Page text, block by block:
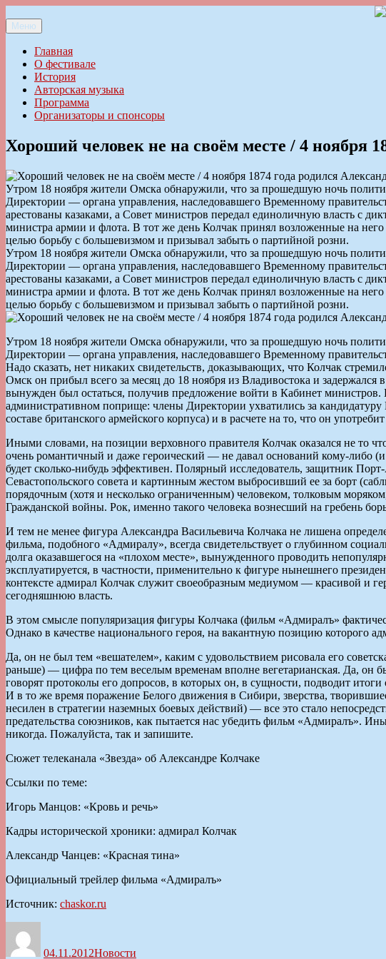
к
содержимому
Ильменский фестиваль авторской песни
Меню
Главная
О фестивале
История
Авторская музыка
Программа
Организаторы и спонсоры
Хороший человек не на своём месте / 4 ноября
Утром 18 ноября жители Омска обнаружили, что за прошедшую ночь
Директории — органа управления, наследовавшего Временному
арестованы казаками, а Совет министров передал единоличную власть с
министра армии и флота. В тот же день Колчак принял возложенные на
целью борьбу с большевизмом и призывал забыть о партийной розни.
Утром 18 ноября жители Омска обнаружили, что за прошедшую ночь
Директории — органа управления, наследовавшего Временному
арестованы казаками, а Совет министров передал единоличную власть с
министра армии и флота. В тот же день Колчак принял возложенные на
целью борьбу с большевизмом и призывал забыть о партийной розни.
Утром 18 ноября жители Омска обнаружили, что за прошедшую ночь
Директории — органа управления, наследовавшего Временному
Надо сказать, нет никаких свидетельств, доказывающих, что Колчак
Омск он прибыл всего за месяц до 18 ноября из Владивостока и
вынужден был остаться, получив предложение войти в Кабинет министров.
административном поприще: члены Директории ухватились за
составе британского армейского корпуса) и в расчете на то, что он
Иными словами, на позиции верховного правителя Колчак оказался не то
очень романтичный и даже героический — не давал оснований кому-либо
будет сколько-нибудь эффективен. Полярный исследователь, защитник
Севастопольского совета и картинным жестом выбросивший ее за борт
порядочным (хотя и несколько ограниченным) человеком, толковым
Гражданской войны. Рок, именно такого человека вознесший на гребень
И тем не менее фигура Александра Васильевича Колчака не лишена
фильма, подобного «Адмиралу», всегда свидетельствует о глубинном
долга оказавшегося на «плохом месте», вынужденного проводить
эксплуатируется, в частности, применительно к фигуре нынешнего
контексте адмирал Колчак служит своеобразным медиумом — красивой и
сегодняшнюю власть.
В этом смысле популяризация фигуры Колчака (фильм «Адмиралъ»
Однако в качестве национального героя, на вакантную позицию которого
Да, он не был тем «вешателем», каким с удовольствием рисовала его
раньше) — цифра по тем веселым временам вполне вегетарианская. Да,
говорят протоколы его допросов, в которых он, в сущности, подводит
И в то же время поражение Белого движения в Сибири, зверства,
несилен в стратегии наземных боевых действий) — все это стало
предательства союзников, как пытается нас убедить фильм «Адмиралъ».
никогда. Пожалуйста, так и запишите.
Сюжет телеканала «Звезда» об Александре Колчаке
Ссылки по теме:
Игорь Манцов: «Кровь и речь»
Кадры исторической хроники: адмирал Колчак
Александр Чанцев: «Красная тина»
Официальный трейлер фильма «Адмиралъ»
Источник: chaskor.ru
04.11.2012Новости